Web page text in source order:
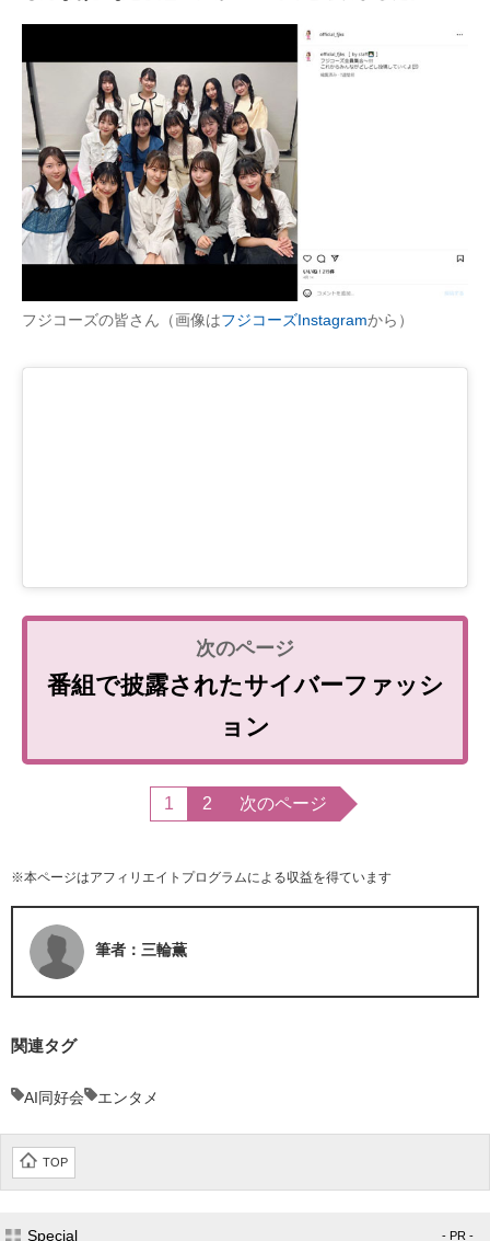
フジコーズの皆さん（画像はフジコーズInstagramから）
番組で披露されたサイバーファッシ
ョン
1 2 次のページ
※本ページはアフィリエイトプログラムによる収益を得ています
筆者：三輪薫
関連タグ
AI同好会 エンタメ
TOP
Special - PR -